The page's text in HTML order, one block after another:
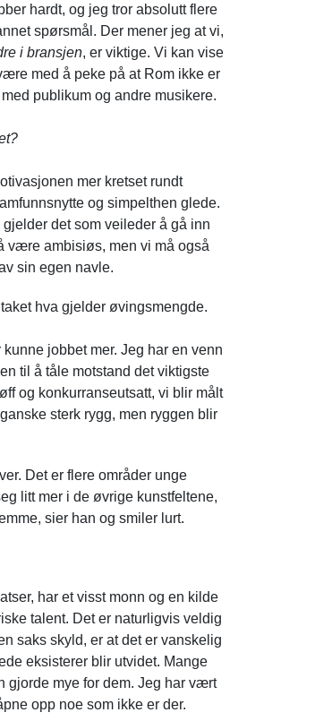
hardt, og jeg tror absolutt flere
spørsmål. Der mener jeg at vi,
i bransjen, er viktige. Vi kan vise
med å peke på at Rom ikke er
publikum og andre musikere.
mer kretset rundt
og simpelthen glede.
det som veileder å gå inn
være ambisiøs, men vi må også
sin egen navle.
hva gjelder øvingsmengde.
jobbet mer. Jeg har en venn
til å tåle motstand det viktigste
og konkurranseutsatt, vi blir målt
sterk rygg, men ryggen blir
Det er flere områder unge
litt mer i de øvrige kunstfeltene,
sier han og smiler lurt.
har et visst monn og en kilde
talent. Det er naturligvis veldig
saks skyld, er at det er vanskelig
eksisterer blir utvidet. Mange
gjorde mye for dem. Jeg har vært
opp noe som ikke er der.